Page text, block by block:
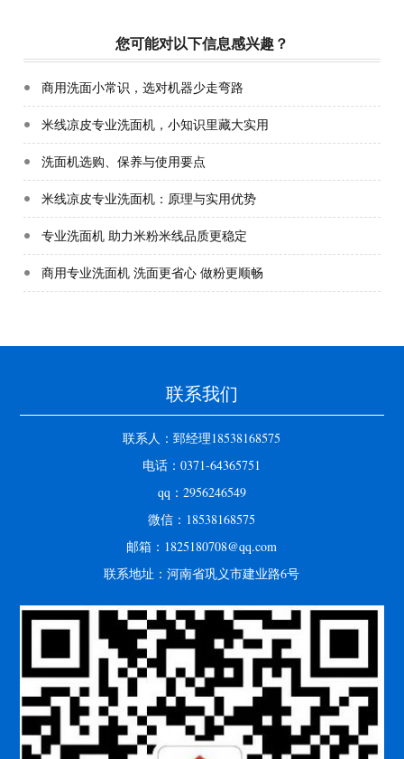
您可能对以下信息感兴趣？
商用洗面小常识，选对机器少走弯路
米线凉皮专业洗面机，小知识里藏大实用
洗面机选购、保养与使用要点
米线凉皮专业洗面机：原理与实用优势
专业洗面机 助力米粉米线品质更稳定
商用专业洗面机 洗面更省心 做粉更顺畅
联系我们
联系人：郅经理18538168575
电话：0371-64365751
qq：2956246549
微信：18538168575
邮箱：1825180708@qq.com
联系地址：河南省巩义市建业路6号